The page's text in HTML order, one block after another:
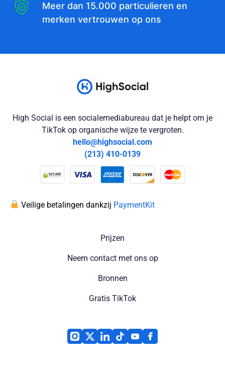
Meer dan 15.000 particulieren en
merken vertrouwen op ons
High Social is een socialemediabureau dat je helpt om je
TikTok op organische wijze te vergroten.
hello@highsocial.com
(213) 410-0139
Veilige betalingen dankzij PaymentKit
Prijzen
Neem contact met ons op
Bronnen
Gratis TikTok